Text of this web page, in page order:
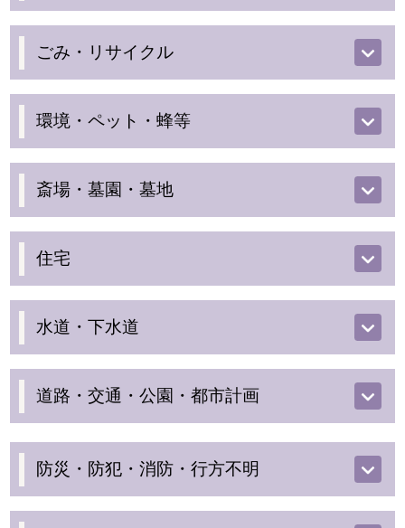
ごみ・リサイクル
環境・ペット・蜂等
斎場・墓園・墓地
住宅
水道・下水道
道路・交通・公園・都市計画
防災・防犯・消防・行方不明